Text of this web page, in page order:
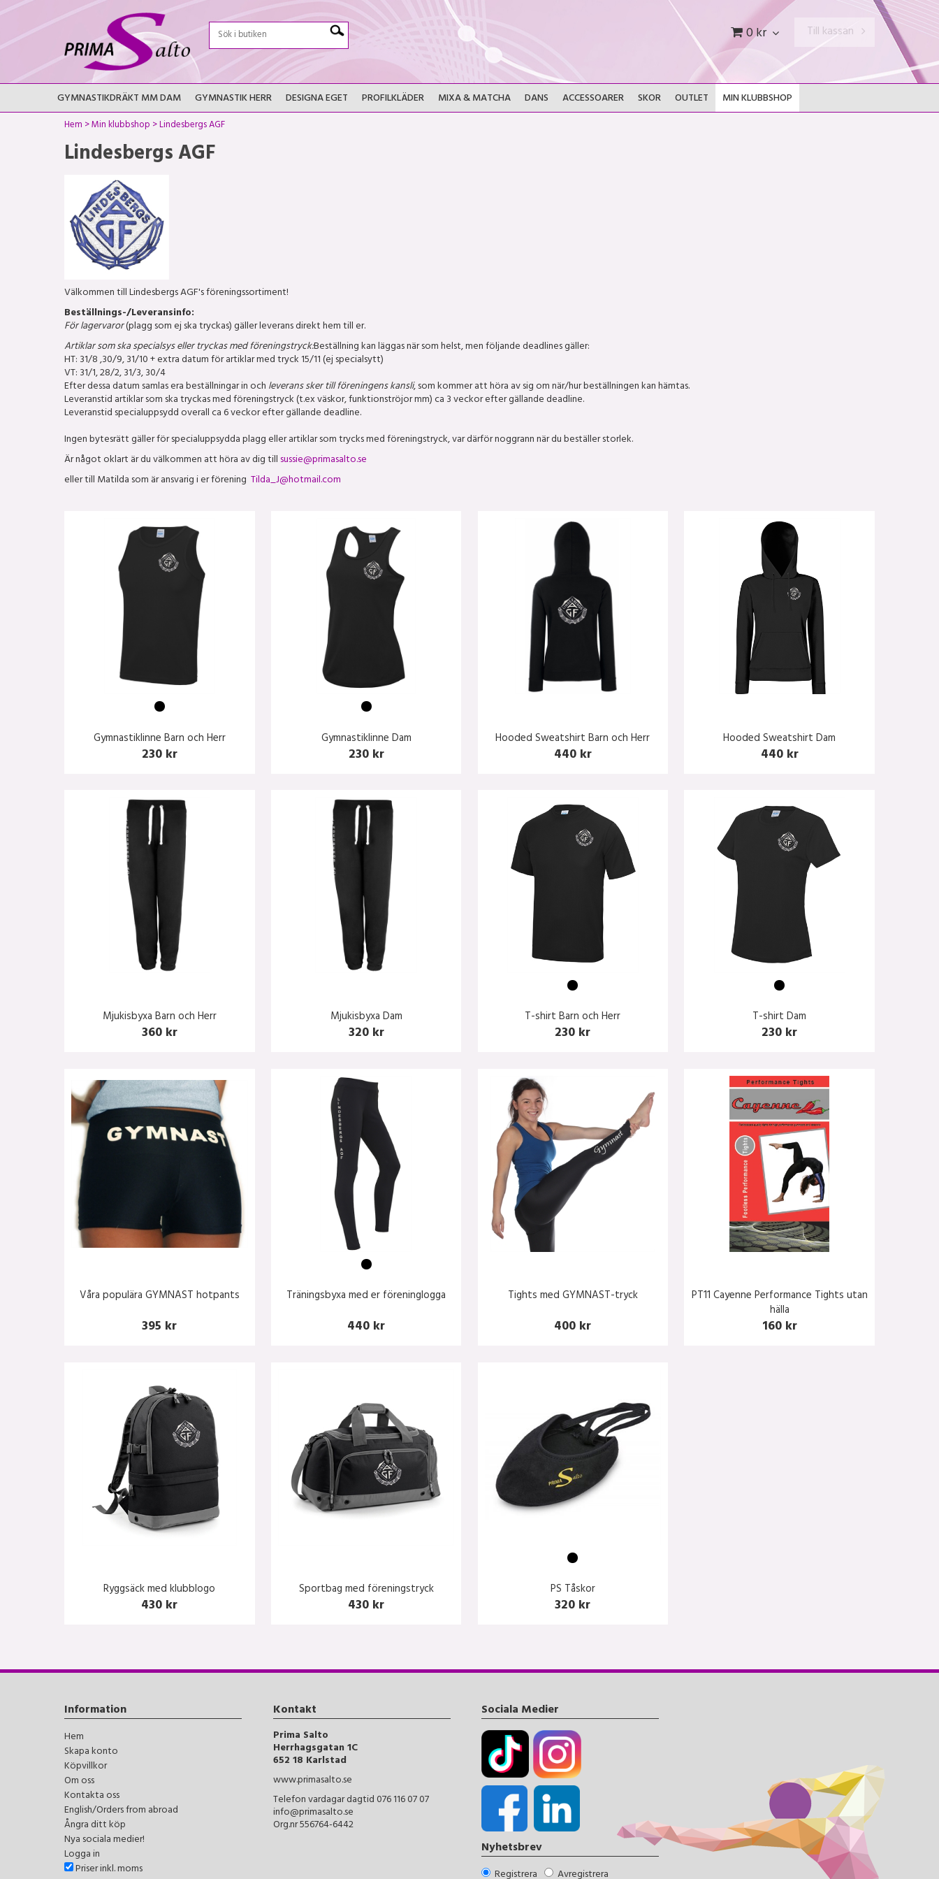
0 kr Till kassan
GYMNASTIKDRÄKT MM DAM GYMNASTIK HERR DESIGNA EGET PROFILKLÄDER MIXA & MATCHA DANS ACCESSOARER SKOR OUTLET MIN KLUBBSHOP
Hem >Min klubbshop >Lindesbergs AGF
Lindesbergs AGF
Välkommen till Lindesbergs AGF's föreningssortiment!
Beställnings-/Leveransinfo:
För lagervaror(plagg som ej ska tryckas) gäller leverans direkt hem till er.
Artiklar som ska specialsys eller tryckas med föreningstryck:Beställning kan läggas när som helst, men följande deadlines gäller:
HT: 31/8 ,30/9, 31/10 + extra datum för artiklar med tryck 15/11 (ej specialsytt)
VT: 31/1, 28/2, 31/3, 30/4
Efter dessa datum samlas era beställningar in ochleverans sker till föreningens kansli, som kommer att höra av sig om när/hur beställningen kan hämtas.
Leveranstid artiklar som ska tryckas med föreningstryck (t.ex väskor, funktionströjor mm) ca 3 veckor efter gällande deadline.
Leveranstid specialuppsydd overall ca 6 veckor efter gällande deadline.
Ingen bytesrätt gäller för specialuppsydda plagg eller artiklar som trycks med föreningstryck, var därför noggrann när du beställer storlek.
Är något oklart är du välkommen att höra av dig tillsussie@primasalto.se
eller till Matilda som är ansvarig i er förening Tilda_J@hotmail.com
Gymnastiklinne Barn och Herr
230 kr
Gymnastiklinne Dam
230 kr
Hooded Sweatshirt Barn och Herr
440 kr
Hooded Sweatshirt Dam
440 kr
Mjukisbyxa Barn och Herr
360 kr
Mjukisbyxa Dam
320 kr
T-shirt Barn och Herr
230 kr
T-shirt Dam
230 kr
Våra populära GYMNAST hotpants
395 kr
Träningsbyxa med er föreninglogga
440 kr
Tights med GYMNAST-tryck
400 kr
PT11 Cayenne Performance Tights utan
hälla
160 kr
Ryggsäck med klubblogo
430 kr
Sportbag med föreningstryck
430 kr
PS Tåskor
320 kr
Information
Hem
Skapa konto
Köpvillkor
Om oss
Kontakta oss
English/Orders from abroad
Ångra ditt köp
Nya sociala medier!
Logga in
Priser inkl. moms
Kontakt
Prima Salto
Herrhagsgatan 1C
652 18 Karlstad
www.primasalto.se
Telefon vardagar dagtid 076 116 07 07
info@primasalto.se
Org.nr 556764-6442
Sociala Medier
Nyhetsbrev
Registrera Avregistrera